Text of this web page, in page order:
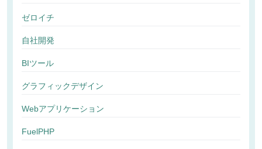
ゼロイチ
自社開発
BIツール
グラフィックデザイン
Webアプリケーション
FuelPHP